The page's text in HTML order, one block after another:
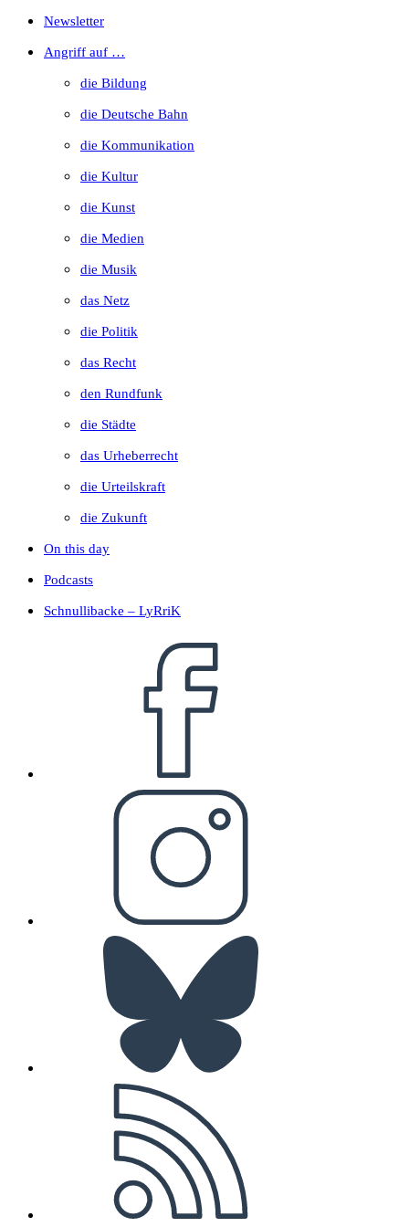
search
panel.
Newsletter
Angriff auf …
die Bildung
die Deutsche Bahn
die Kommunikation
die Kultur
die Kunst
die Medien
die Musik
das Netz
die Politik
das Recht
den Rundfunk
die Städte
das Urheberrecht
die Urteilskraft
die Zukunft
On this day
Podcasts
Schnullibacke – LyRriK